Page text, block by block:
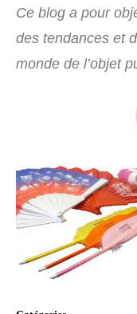
Ce blog a pour
des tendances et
monde de l’objet